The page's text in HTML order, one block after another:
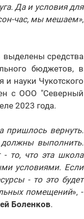
Да и условия для
час, мы мешаем»,
средства
бюджетов, в
науки Чукотского
с ООО "Северный
2023 года.
пришлось вернуть.
выполнить.
то, что эта школа
условиями. Если
- то это будет
помещений», -
Боленков.